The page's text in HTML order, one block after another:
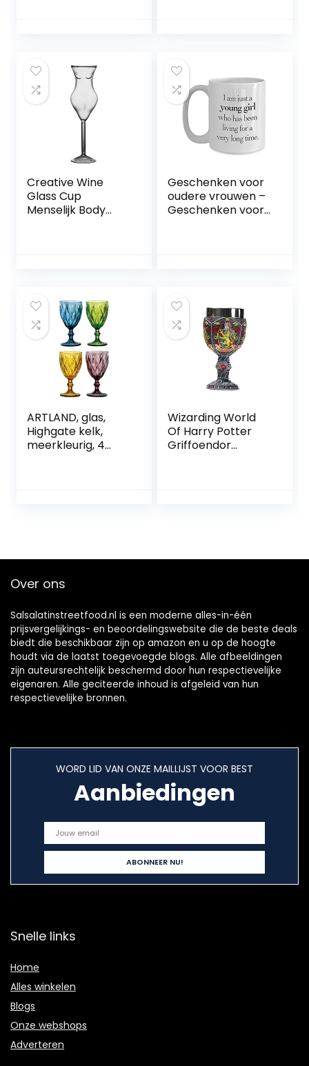
Creative Wine
Glass Cup
Menselijk Body
Geschenken voor
oudere vrouwen –
Geschenken voor
– keramische
beker
ARTLAND, glas,
Highgate kelk,
meerkleurig, 4
Wizarding World
Of Harry Potter
Griffoendor
Over ons
Salsalatinstreetfood.nl is een moderne alles-in-één
prijsvergelijkings- en beoordelingswebsite die de beste deals
biedt die beschikbaar zijn op amazon en u op de hoogte
houdt via de laatst toegevoegde blogs. Alle afbeeldingen
zijn auteursrechtelijk beschermd door hun respectievelijke
eigenaren. Alle geciteerde inhoud is afgeleid van hun
respectievelijke bronnen.
WORD LID VAN ONZE MAILLIJST VOOR BEST
Aanbiedingen
Snelle links
Home
Alles winkelen
Blogs
Onze webshops
Adverteren